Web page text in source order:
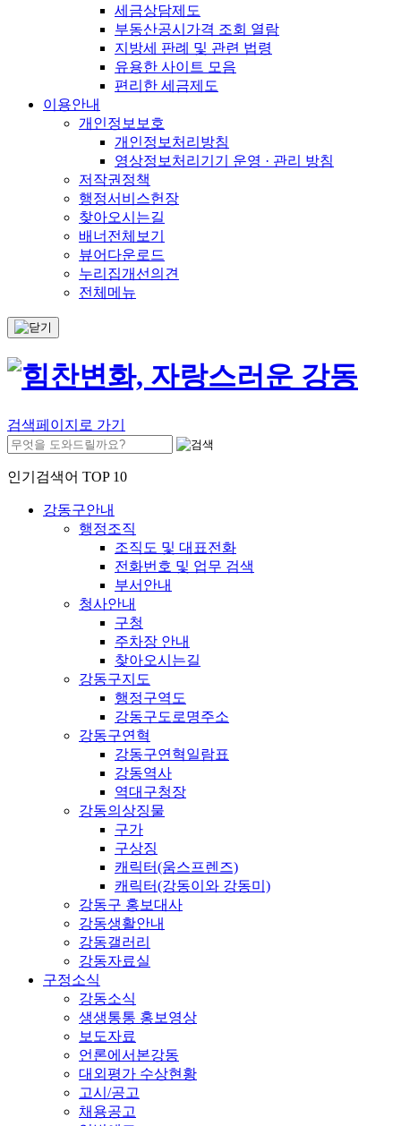
세금상담제도
부동산공시가격 조회 열람
지방세 판례 및 관련 법령
유용한 사이트 모음
편리한 세금제도
이용안내
개인정보보호
개인정보처리방침
영상정보처리기기 운영 · 관리 방침
저작권정책
행정서비스헌장
찾아오시는길
배너전체보기
뷰어다운로드
누리집개선의견
전체메뉴
검색페이지로 가기
인기검색어 TOP 10
강동구안내
행정조직
조직도 및 대표전화
전화번호 및 업무 검색
부서안내
청사안내
구청
주차장 안내
찾아오시는길
강동구지도
행정구역도
강동구도로명주소
강동구연혁
강동구연혁일람표
강동역사
역대구청장
강동의상징물
구가
구상징
캐릭터(움스프렌즈)
캐릭터(강동이와 강동미)
강동구 홍보대사
강동생활안내
강동갤러리
강동자료실
구정소식
강동소식
생생통통 홍보영상
보도자료
언론에서본강동
대외평가 수상현황
고시/공고
채용공고